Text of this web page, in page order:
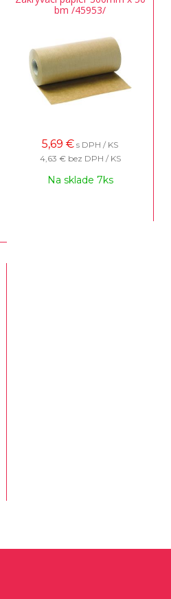
bm /45953/
5,69 € s DPH / KS
4,63 € bez DPH / KS
Na sklade 7ks